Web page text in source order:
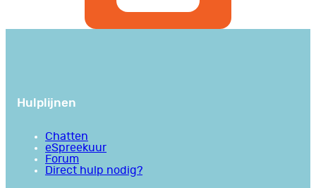
Hulplijnen
Chatten
eSpreekuur
Forum
Direct hulp nodig?